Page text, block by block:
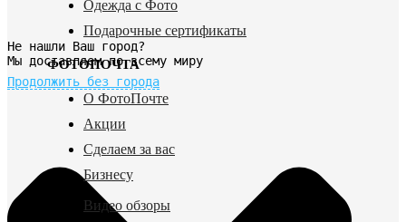
Не нашли Ваш город?
Мы доставляем по всему миру
Продолжить без города
Одежда с Фото
Подарочные сертификаты
ФОТОПОЧТА
О ФотоПочте
Акции
Сделаем за вас
Бизнесу
Видео обзоры